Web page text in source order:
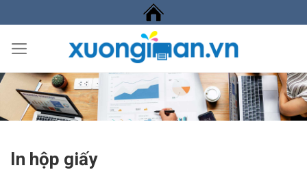
to
content
In hộp giấy